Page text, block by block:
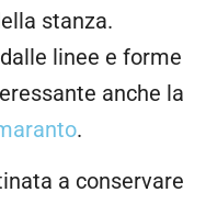
stanza.
linee e forme
anche la
.
a conservare